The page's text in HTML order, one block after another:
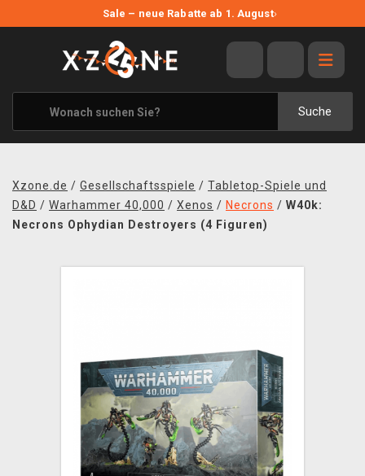
Sale – neue Rabatte ab 1. August›
Suche
ANGEBOTE
ALLE MARKEN
XZONE ORIGINALS
KLEIDUNG & ACCESSOIRES
BÜCHER & COMICS
XZONE CLUB
Xzone.de / Gesellschaftsspiele / Tabletop-Spiele und
D&D / Warhammer 40,000 / Xenos / Necrons / W40k:
Necrons Ophydian Destroyers (4 Figuren)